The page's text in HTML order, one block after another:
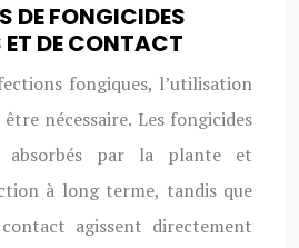
DE FONGICIDES
ET DE CONTACT
fongiques, l’utilisation
nécessaire. Les fongicides
absorbés par la plante et
à long terme, tandis que
agissent directement